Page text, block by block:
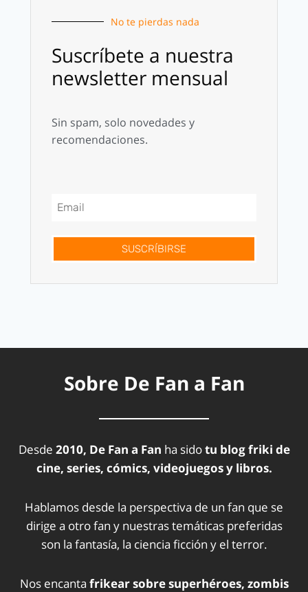
No te pierdas nada
Suscríbete a nuestra
newsletter mensual
Sin spam, solo novedades y
recomendaciones.
SUSCRÍBIRSE
Sobre De Fan a Fan
Desde 2010, De Fan a Fan ha sidotu blog friki de
cine, series, cómics, videojuegos y libros.
Hablamos desde la perspectiva de un fan que se
dirige a otro fan y nuestras temáticas preferidas
son la fantasía, la ciencia ficción y el terror.
Nos encanta frikear sobre superhéroes, zombis